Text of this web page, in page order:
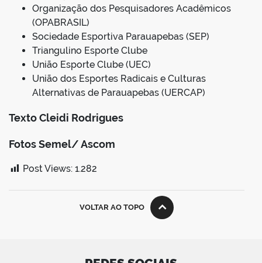
Organização dos Pesquisadores Acadêmicos
(OPABRASIL)
Sociedade Esportiva Parauapebas (SEP)
Triangulino Esporte Clube
União Esporte Clube (UEC)
União dos Esportes Radicais e Culturas
Alternativas de Parauapebas (UERCAP)
Texto Cleidi Rodrigues
Fotos Semel/ Ascom
Post Views: 1.282
VOLTAR AO TOPO